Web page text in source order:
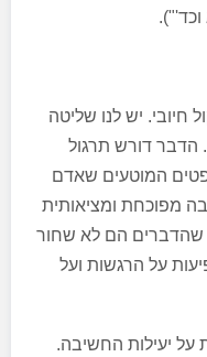
חיובי. יש לנו שליטה
הדבר דורש תרגול
המוטעים שאדם
מפוכחת ומציאותית
שהדברים הם לא שחור
על הרגשות ועל
על יעילות החשיבה.